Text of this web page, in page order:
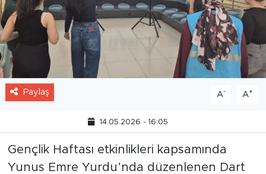
Paylaş A- A+
14.05.2026 - 16:05
Gençlik Haftası etkinlikleri kapsamında
Yunus Emre Yurdu’nda düzenlenen Dart